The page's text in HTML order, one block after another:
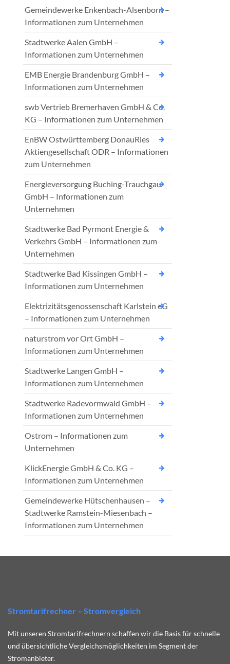
Gemeindewerke Enkenbach-Alsenborn –
Informationen zum Unternehmen
Stadtwerke Aalen GmbH –
Informationen zum Unternehmen
EMB Energie Brandenburg GmbH –
Informationen zum Unternehmen
swb Vertrieb Bremerhaven GmbH & Co.
KG – Informationen zum Unternehmen
EnBW Ostwürttemberg DonauRies
Aktiengesellschaft ODR – Informationen
zum Unternehmen
Energieversorgung Buching-Trauchgau
GmbH – Informationen zum
Unternehmen
Stadtwerke Bad Pyrmont Energie &
Verkehrs GmbH – Informationen zum
Unternehmen
Stadtwerke Bad Kissingen GmbH –
Informationen zum Unternehmen
Elektrizitätsgenossenschaft Karlstein eG
– Informationen zum Unternehmen
naturstrom vor Ort GmbH –
Informationen zum Unternehmen
Stadtwerke Langen GmbH –
Informationen zum Unternehmen
Stadtwerke Radevormwald GmbH –
Informationen zum Unternehmen
Ostrom – Informationen zum
Unternehmen
KlickEnergie GmbH & Co. KG –
Informationen zum Unternehmen
Gemeindewerke Hütschenhausen –
Stadtwerke Ramstein-Miesenbach –
Informationen zum Unternehmen
Stromtarifrechner – Stromvergleich
Mit unseren Stromtarifrechnern schaffen wir die Basis für schnelle
und übersichtliche Vergleichsmöglichkeiten im Segment der
Stromanbieter.